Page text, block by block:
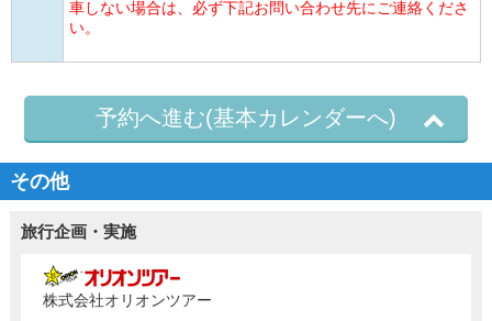
車しない場合は、必ず下記お問い合わせ先にご連絡くださ
い。
予約へ進む(基本カレンダーへ)
その他
旅行企画・実施
株式会社オリオンツアー